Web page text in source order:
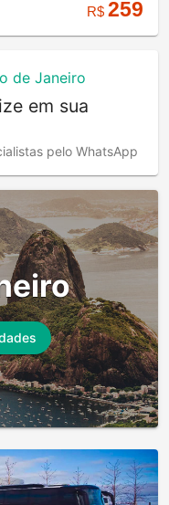
R$ 259
de Janeiro
em sua
pelo WhatsApp